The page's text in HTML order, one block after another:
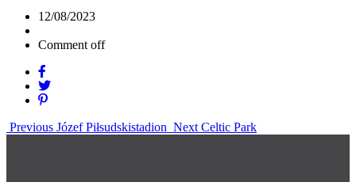
12/08/2023
Comment off
Previous Józef Piłsudskistadion Next Celtic Park